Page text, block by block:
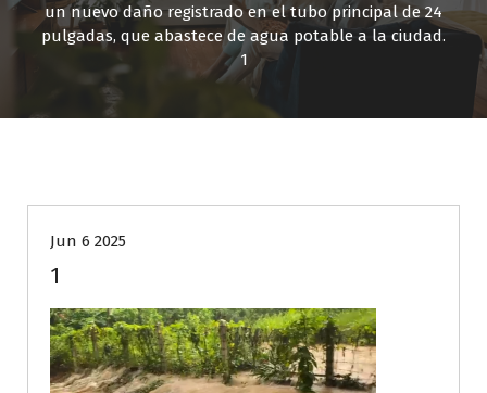
un nuevo daño registrado en el tubo principal de 24
pulgadas, que abastece de agua potable a la ciudad.
1
Jun 6 2025
1